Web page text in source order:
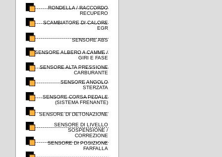
RONDELLA / RACCORDO
RECUPERO
SCAMBIATORE DI CALORE
EGR
SENSORE ABS
SENSORE ALBERO A CAMME /
GIRI E FASE
SENSORE ALTA PRESSIONE
CARBURANTE
SENSORE ANGOLO
STERZATA
SENSORE CORSA PEDALE
(SISTEMA FRENANTE)
SENSORE DI DETONAZIONE
SENSORE DI LIVELLO
SOSPENSIONE /
CORREZIONE
SENSORE DI POSIZIONE
FARFALLA